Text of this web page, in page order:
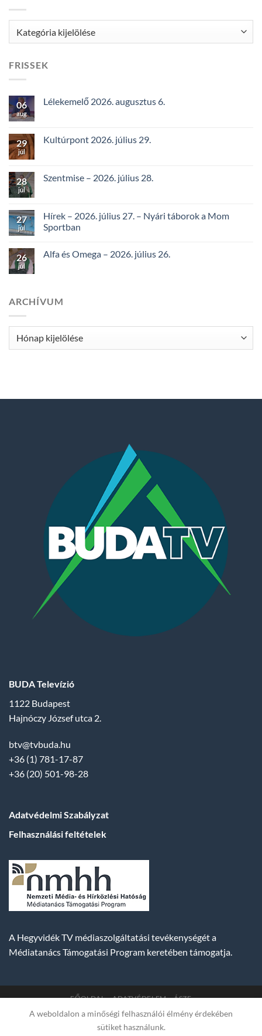
FRISSEK
06
aug
Lélekemelő 2026. augusztus 6.
29
júl
Kultúrpont 2026. július 29.
28
júl
Szentmise – 2026. július 28.
27
júl
Hírek – 2026. július 27. – Nyári táborok a Mom
Sportban
26
júl
Alfa és Omega – 2026. július 26.
ARCHÍVUM
Archívum
BUDA Televízió
1122 Budapest
Hajnóczy József utca 2.
btv@tvbuda.hu
+36 (1) 781-17-87
+36 (20) 501-98-28
Adatvédelmi Szabályzat
Felhasználási feltételek
A Hegyvidék TV médiaszolgáltatási tevékenységét a
Médiatanács Támogatási Program keretében támogatja.
FŐOLDAL ADATVÉDELEM ÁSZF
Copyright 2007-2026 © BUDA TV | Hegyvidék Média
Műsorszolgáltató Kft. | Budapest, Hungary, XII. Hajnóczy József
A weboldalon a minőségi felhasználói élmény érdekében
sütiket használunk.